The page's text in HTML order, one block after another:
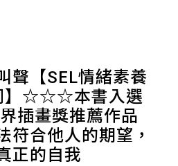
聲【SEL情緒素養
】☆☆☆本書入選
插畫獎推薦作品
合他人的期望，
正的自我